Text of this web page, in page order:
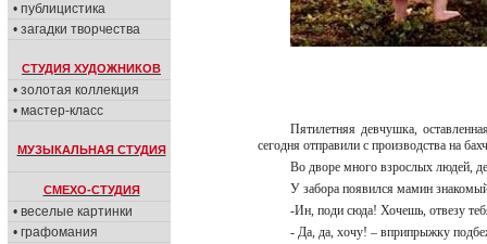
• публицистика
• загадки творчества
СТУДИЯ ХУДОЖНИКОВ
• золотая коллекция
• мастер-класс
МУЗЫКАЛЬНАЯ СТУДИЯ
СМЕХО-СТУДИЯ
• веселые картинки
• графомания
Пятилетняя девчушка,
сегодня отправили с производства на
Во дворе много взрослых людей,
У забора появился мамин
-Ин, поди сюда! Хочешь, отвезу
- Да, да, хочу! – вприпрыжку